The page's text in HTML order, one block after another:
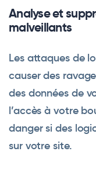
Analyse et
malveillants
Les attaques de
causer des
des données de
l’accès à votre
danger si des
sur votre site.